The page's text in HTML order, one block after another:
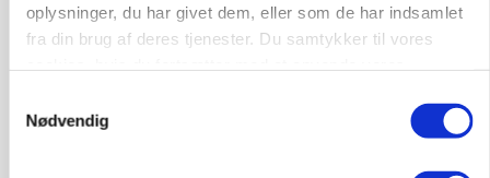
oplysninger, du har givet dem, eller som de har indsamlet
fra din brug af deres tjenester. Du samtykker til vores
Nødvendig
Annonce